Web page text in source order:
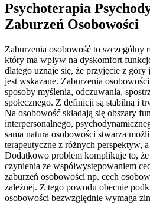
Psychoterapia
Zaburzeń Osobowości
Zaburzenia osobowość to szczególny
który ma wpływ na dyskomfort
dlatego uznaje się, że przyjęcie z góry
jest wskazane. Zaburzenia
sposoby myślenia, odczuwania,
społecznego. Z definicji są stabilną i
Na osobowość składają się obszary
interpersonalnego,
sama natura osobowości stwarza
terapeutyczne z różnych perspektyw,
Dodatkowo problem komplikuje to,
czynienia ze współwystępowaniem
zaburzeń osobowości np. cech
zależnej. Z tego powodu obecnie
osobowości bezwzględnie wymaga